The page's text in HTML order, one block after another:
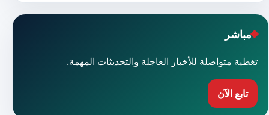
مباشر
تغطية متواصلة للأخبار العاجلة والتحديثات المهمة.
تابع الآن